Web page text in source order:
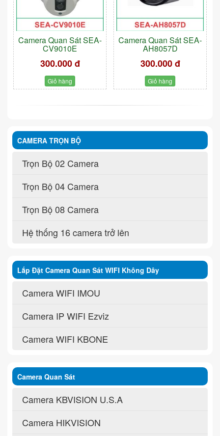
Camera Quan Sát SEA-
CV9010E
300.000 đ
Giỏ hàng
Camera Quan Sát SEA-
AH8057D
300.000 đ
Giỏ hàng
CAMERA TRỌN BỘ
Trọn Bộ 02 Camera
Trọn Bộ 04 Camera
Trọn Bộ 08 Camera
Hệ thống 16 camera trở lên
Lắp Đặt Camera Quan Sát WIFI Không Dây
Camera WIFI IMOU
Camera IP WIFI Ezviz
Camera WIFI KBONE
Camera Quan Sát
Camera KBVISION U.S.A
Camera HIKVISION